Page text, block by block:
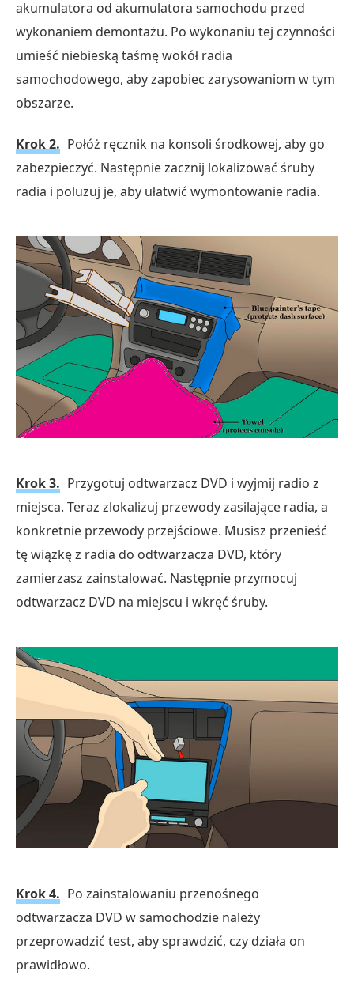
akumulatora od akumulatora samochodu przed
wykonaniem demontażu. Po wykonaniu tej czynności
umieść niebieską taśmę wokół radia
samochodowego, aby zapobiec zarysowaniom w tym
obszarze.
Krok 2. Połóż ręcznik na konsoli środkowej, aby go
zabezpieczyć. Następnie zacznij lokalizować śruby
radia i poluzuj je, aby ułatwić wymontowanie radia.
Krok 3. Przygotuj odtwarzacz DVD i wyjmij radio z
miejsca. Teraz zlokalizuj przewody zasilające radia, a
konkretnie przewody przejściowe. Musisz przenieść
tę wiązkę z radia do odtwarzacza DVD, który
zamierzasz zainstalować. Następnie przymocuj
odtwarzacz DVD na miejscu i wkręć śruby.
Krok 4. Po zainstalowaniu przenośnego
odtwarzacza DVD w samochodzie należy
przeprowadzić test, aby sprawdzić, czy działa on
prawidłowo.